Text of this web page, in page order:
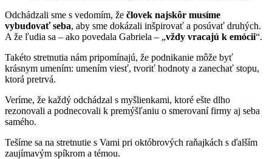
Odchádzali sme s vedomím, že človek najskôr musíme
vybudovať seba, aby sme dokázali inšpirovať a posúvať druhých.
A že ľudia sa – ako povedala Gabriela – „vždy vracajú k emócii“.
Takéto stretnutia nám pripomínajú, že podnikanie môže byť
krásnym umením: umením viesť, tvoriť hodnoty a zanechať stopu,
ktorá pretrvá.
Veríme, že každý odchádzal s myšlienkami, ktoré ešte dlho
rezonovali a podnecovali k premýšľaniu o smerovaní firmy aj seba
samého.
Tešíme sa na stretnutie s Vami pri októbrových raňajkách s ďalším
zaujímavým spíkrom a témou.